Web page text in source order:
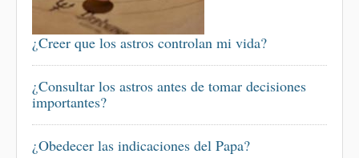
¿Creer que los astros controlan mi vida?
¿Consultar los astros antes de tomar decisiones
importantes?
¿Obedecer las indicaciones del Papa?